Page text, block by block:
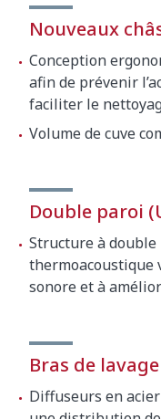
Température
Température de
Dimensions
Poid brut
Nouveaux
Conception
afin de prévenir
faciliter le
Volume de cuve
Double paroi
Structure à
thermoacoustique
sonore et à
Bras de
Diffuseurs en